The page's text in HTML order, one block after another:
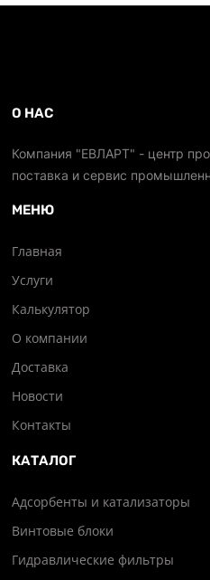
О НАС
Компания "ЕВЛАРТ" - центр
поставка и сервис
МЕНЮ
Главная
Услуги
Калькулятор
О компании
Доставка
Новости
Контакты
КАТАЛОГ
Адсорбенты и катализаторы
Винтовые блоки
Гидравлические фильтры